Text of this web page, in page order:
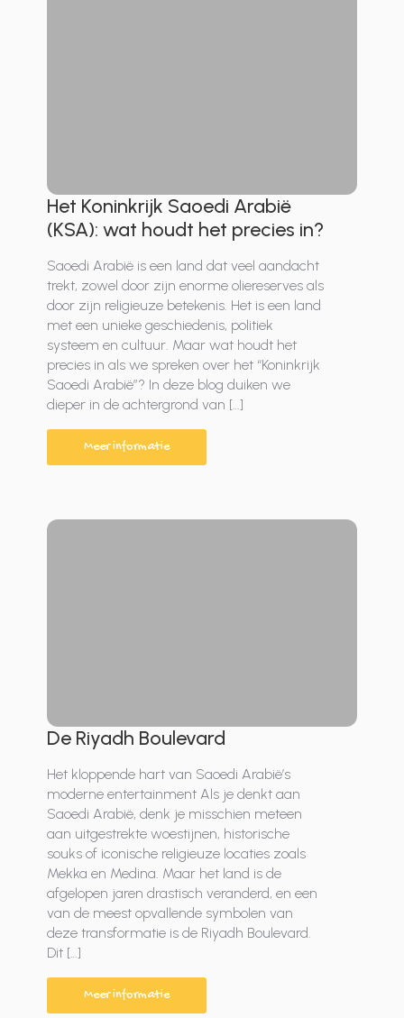
Het Koninkrijk Saoedi Arabië
(KSA): wat houdt het precies in?
Saoedi Arabië is een land dat veel aandacht
trekt, zowel door zijn enorme oliereserves als
door zijn religieuze betekenis. Het is een land
met een unieke geschiedenis, politiek
systeem en cultuur. Maar wat houdt het
precies in als we spreken over het “Koninkrijk
Saoedi Arabië”? In deze blog duiken we
dieper in de achtergrond van […]
Meer informatie
De Riyadh Boulevard
Het kloppende hart van Saoedi Arabië’s
moderne entertainment Als je denkt aan
Saoedi Arabië, denk je misschien meteen
aan uitgestrekte woestijnen, historische
souks of iconische religieuze locaties zoals
Mekka en Medina. Maar het land is de
afgelopen jaren drastisch veranderd, en een
van de meest opvallende symbolen van
deze transformatie is de Riyadh Boulevard.
Dit […]
Meer informatie